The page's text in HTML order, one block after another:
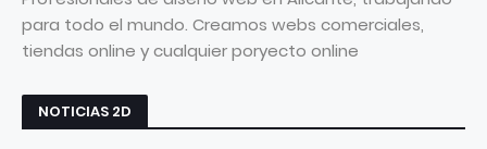
para todo el mundo. Creamos webs comerciales,
tiendas online y cualquier poryecto online
NOTICIAS 2D